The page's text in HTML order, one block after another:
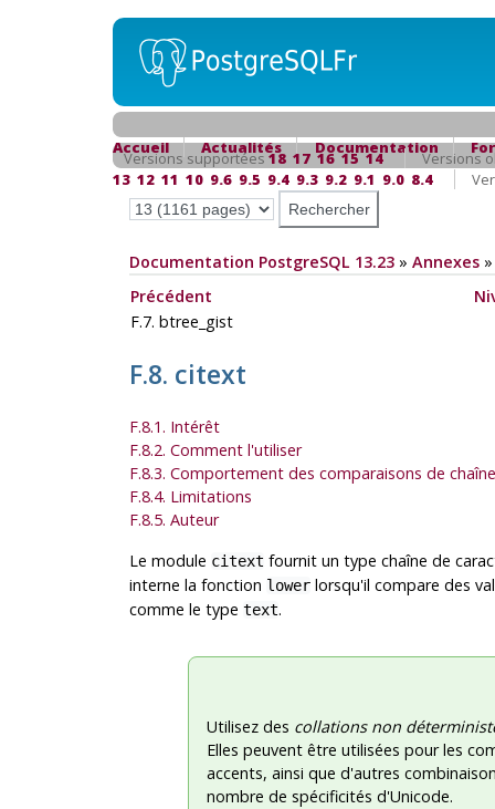
Accueil Actualités Documentation
Versions supportées18 17 16 15 14
Versions
13 12 11 10 9.6 9.5 9.4 9.3 9.2 9.1 9.0 8.4
Documentation PostgreSQL 13.23» Annexes
Précédent
F.7. btree_gist
F.8. citext
F.8.1. Intérêt
F.8.2. Comment l'utiliser
F.8.3. Comportement des comparaisons de
F.8.4. Limitations
F.8.5. Auteur
Le module citext fournit un type chaîne de
interne la fonction lowerlorsqu'il compare des
comme le type text.
Utilisez des collations non
Elles peuvent être utilisées pour les
accents, ainsi que d'autres
nombre de spécificités d'Unicode.